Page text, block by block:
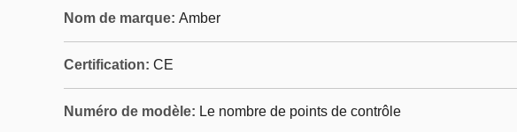
Nom de marque: Amber
Certification: CE
Numéro de modèle: Le nombre de points de contrôle